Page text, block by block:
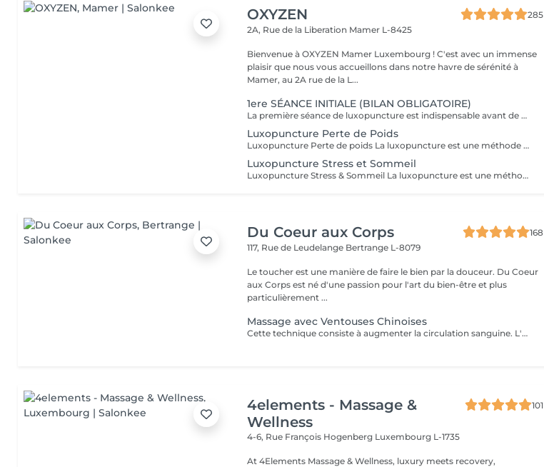
OXYZEN
285
2A, Rue de la Liberation Mamer L-8425
Bienvenue à OXYZEN Mamer Luxembourg ! C'est avec un immense
plaisir que nous vous accueillons dans notre havre de sérénité à
Mamer, au 2A rue de la L...
1ere SÉANCE INITIALE (BILAN OBLIGATOIRE)
La première séance de luxopuncture est indispensable avant de débuter tout programme. D'une durée d'environ 1 heure, elle se déroule en deux temps : 30 minutes d'échange approfondi (anamnèse) pour comprendre vos besoins, vos habitudes et définir vos objectifs 30 minutes de séance de luxopuncture, adaptée en fonction de cet échange Cette étape permet de personnaliser votre accompagnement et d'optimiser les résultats. Chaque protocole est ainsi ajusté à votre profil (poids, stress, sommeil, compulsions). Séance essentielle pour un suivi efficace et durable Permet un accompagnement sur mesure Un premier pas vers votre équilibre et votre bien-être durable.
Luxopuncture Perte de Poids
Luxopuncture Perte de poids La luxopuncture est une méthode douce et non invasive qui aide à réguler l'appétit, réduire les fringales et rééquilibrer le métabolisme. Idéale pour accompagner une perte de poids progressive, elle agit également sur le stress et les compulsions alimentaires. Chaque séance est adaptée à vos besoins afin de vous accompagner en douceur vers un meilleur équilibre et des résultats durables. Un accompagnement naturel pour retrouver légèreté, équilibre et bien-être au quotidien.
Luxopuncture Stress et Sommeil
Luxopuncture Stress & Sommeil La luxopuncture est une méthode douce et non invasive qui aide à apaiser le système nerveux, réduire le stress et améliorer la qualité du sommeil. Elle se pratique à l'aide d'un stylo à infrarouge qui stimule des points réflexes du corps, sans aiguille et en toute douceur. Chaque séance est adaptée à vos besoins afin de favoriser un relâchement profond et un apaisement durable. Un accompagnement naturel pour retrouver calme, sérénité et un sommeil réparateur.
Du Coeur aux Corps
168
117, Rue de Leudelange Bertrange L-8079
Le toucher est une manière de faire le bien par la douceur. Du Coeur
aux Corps est né d'une passion pour l'art du bien-être et plus
particulièrement ...
Massage avec Ventouses Chinoises
Cette technique consiste à augmenter la circulation sanguine. L'objectif est de créer un effet de succion qui favorisera la décongestion des tissus, l'évacuation des toxines et la mobilité des tissus. Prioritairement, cette pratique s'effectue sur le dos.
4elements - Massage &
Wellness
101
4-6, Rue François Hogenberg Luxembourg L-1735
At 4Elements Massage & Wellness, luxury meets recovery,